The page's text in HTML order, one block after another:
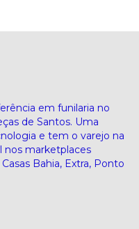
em funilaria no
de Santos. Uma
e tem o varejo na
nos marketplaces
Bahia, Extra, Ponto